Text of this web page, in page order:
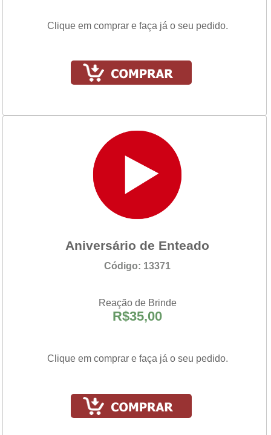
Clique em comprar e faça já o seu pedido.
Aniversário de Enteado
Código: 13371
Reação de Brinde
R$35,00
Clique em comprar e faça já o seu pedido.